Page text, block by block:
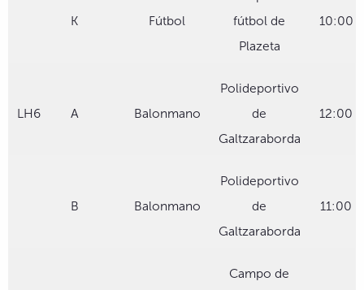
K Fútbol
fútbol de
Plazeta
10:00
LH6 A Balonmano
Polideportivo
de
Galtzaraborda
12:00
B Balonmano
Polideportivo
de
Galtzaraborda
11:00
Campo de